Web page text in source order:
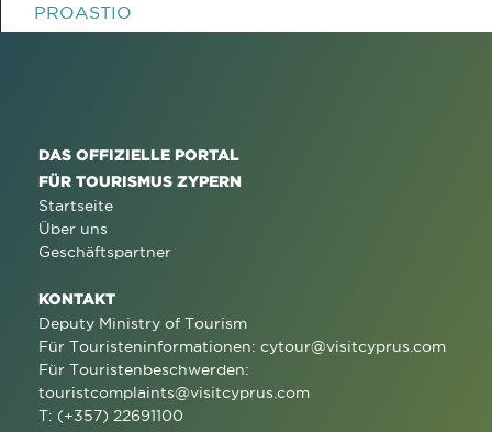
PROASTIO
DAS OFFIZIELLE PORTAL
FÜR TOURISMUS ZYPERN
Startseite
Über uns
Geschäftspartner
KONTAKT
Deputy Ministry of Tourism
Für Touristeninformationen: cytour@visitcyprus.com
Für Touristenbeschwerden:
touristcomplaints@visitcyprus.com
T: (+357) 22691100